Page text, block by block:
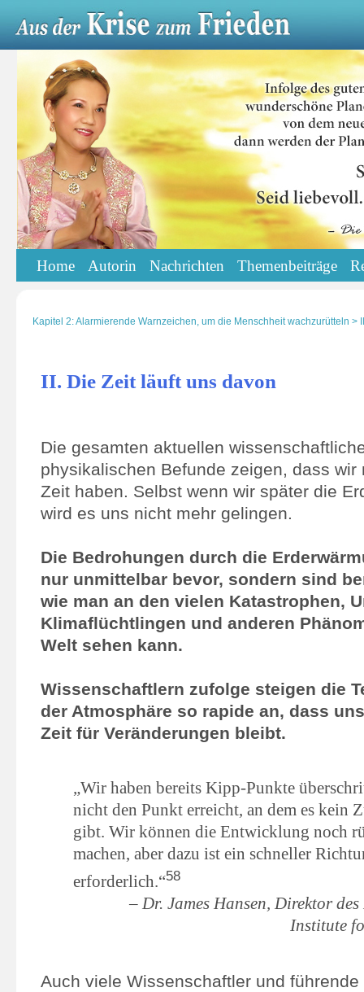
Home Autorin Nachrichten Themenbeiträge
Kapitel 2: Alarmierende Warnzeichen, um die Menschheit wachzurütteln >
II. Die Zeit läuft uns davon
Die gesamten aktuellen
physikalischen Befunde zeigen, dass wir
Zeit haben. Selbst wenn wir später die
wird es uns nicht mehr gelingen.
Die Bedrohungen durch die
nur unmittelbar bevor, sondern sind
wie man an den vielen Katastrophen,
Klimaflüchtlingen und anderen
Welt sehen kann.
Wissenschaftlern zufolge steigen die
der Atmosphäre so rapide an, dass
Zeit für Veränderungen bleibt.
„Wir haben bereits Kipp-Punkte
nicht den Punkt erreicht, an dem es kein
gibt. Wir können die Entwicklung noch
machen, aber dazu ist ein schneller
erforderlich.“58
– Dr. James Hansen, Direktor
Institute
Auch viele Wissenschaftler und